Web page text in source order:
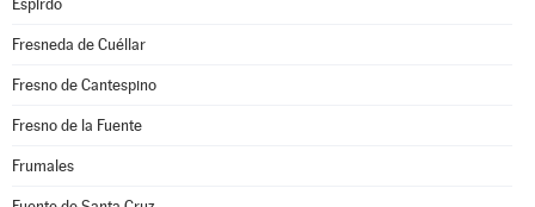
Espirdo
Fresneda de Cuéllar
Fresno de Cantespino
Fresno de la Fuente
Frumales